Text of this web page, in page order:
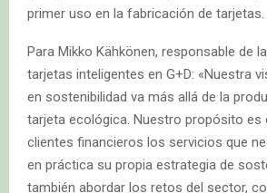
primer uso en la fabricación de tarjetas.
Para Mikko Kähkönen, responsable de
tarjetas inteligentes en G+D: «Nuestra
en sostenibilidad va más allá de la
tarjeta ecológica. Nuestro propósito
clientes financieros los servicios que
en práctica su propia estrategia de
también abordar los retos del sector,